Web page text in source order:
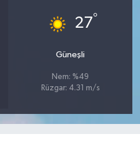
27°
Güneşli
Nem: %49
Rüzgar: 4.31 m/s